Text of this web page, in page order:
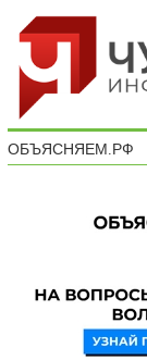
ОБЪЯСНЯЕМ.РФ